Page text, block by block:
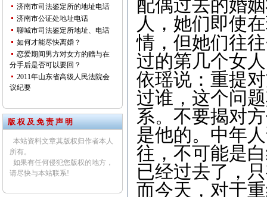
济南市司法鉴定所的地址电话
济南市公证处地址电话
聊城市司法鉴定所地址、电话
如何才能尽快离婚？
恋爱期间男方对女方的赠与在
分手后是否可以要回？
2011年山东省高级人民法院会
议纪要
版 权 及 免 责 声 明
本站资料文章其版权归作者本人
所有。
如果有任何侵犯您版权的地方，
请尽快与本站联系!
配偶过去的婚
人，她们即使
情，但她们往
过的第几个女
依瑶说：重提
过谁，这个问
系。不要揭对
是他的。中年
往，不可能是
已经过去了，
而今天，对于